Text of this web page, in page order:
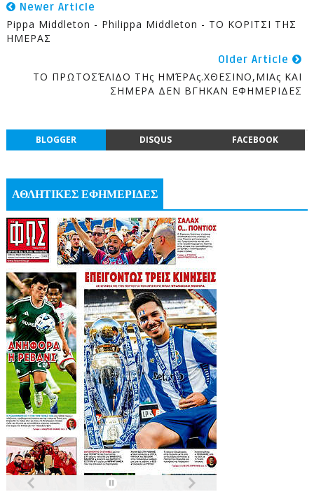
Newer Article
Pippa Middleton - Philippa Middleton - ΤΟ ΚΟΡΙΤΣΙ ΤΗΣ
ΗΜΕΡΑΣ
Older Article
ΤΟ ΠΡΩΤΟΣΈΛΙΔΟ ΤΗς ΗΜΈΡΑς.ΧΘΕΣΙΝΟ,ΜΙΑς ΚΑΙ
ΣΗΜΕΡΑ ΔΕΝ ΒΓΗΚΑΝ ΕΦΗΜΕΡΙΔΕΣ
BLOGGER DISQUS FACEBOOK
ΑΘΛΗΤΙΚΕΣ ΕΦΗΜΕΡΙΔΕΣ